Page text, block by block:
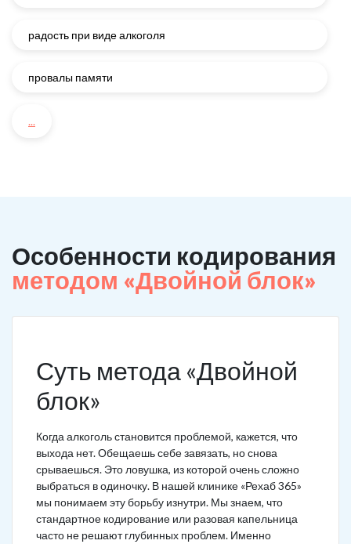
радость при виде алкоголя
провалы памяти
...
Особенности кодирования
методом «Двойной блок»
Суть метода «Двойной
блок»
Когда алкоголь становится проблемой, кажется, что
выхода нет. Обещаешь себе завязать, но снова
срываешься. Это ловушка, из которой очень сложно
выбраться в одиночку. В нашей клинике «Рехаб 365»
мы понимаем эту борьбу изнутри. Мы знаем, что
стандартное кодирование или разовая капельница
часто не решают глубинных проблем. Именно